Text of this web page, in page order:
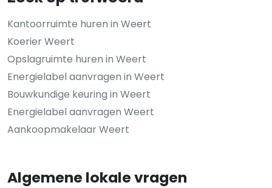
Kantoorruimte huren in Weert
Koerier Weert
Opslagruimte huren in Weert
Energielabel aanvragen in Weert
Bouwkundige keuring in Weert
Energielabel aanvragen Weert
Aankoopmakelaar Weert
Algemene lokale vragen